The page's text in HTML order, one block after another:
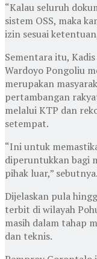
“Kalau seluruh
sistem OSS, maka
izin sesuai
Sementara itu,
Wardoyo Pongoliu
merupakan
pertambangan
melalui KTP dan
setempat.
“Ini untuk
diperuntukkan bagi
pihak luar,” sebutnya.
Dijelaskan pula
terbit di wilayah
masih dalam tahap
dan teknis.